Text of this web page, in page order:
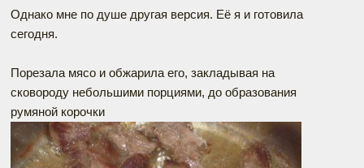
Однако мне по душе другая версия. Её я и готовила
сегодня.
Порезала мясо и обжарила его, закладывая на
сковороду небольшими порциями, до образования
румяной корочки